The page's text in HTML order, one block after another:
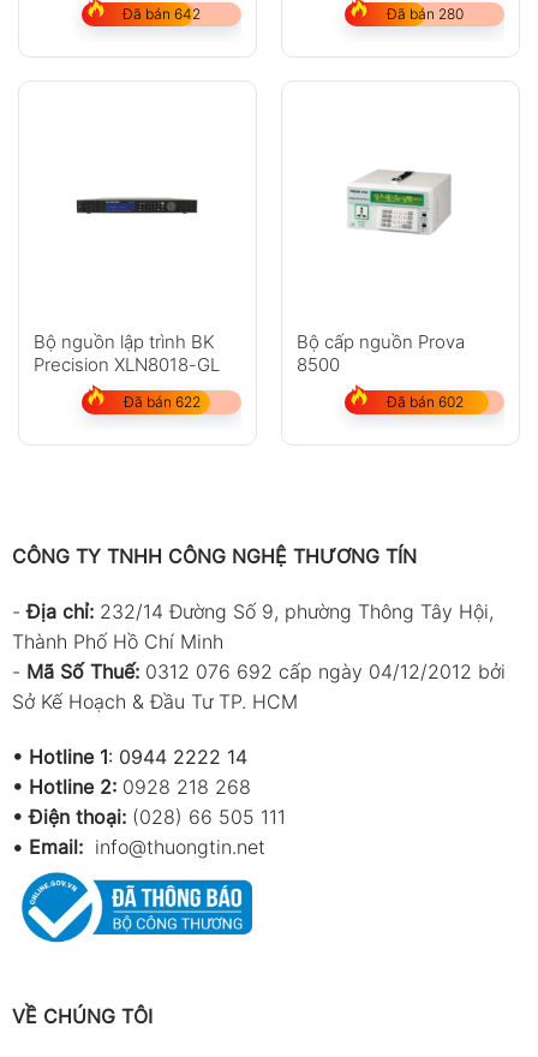
Đã bán 642 Đã bán 280
Bộ nguồn lập trình BK
Precision XLN8018-GL
Đã bán 622
Bộ cấp nguồn Prova
8500
Đã bán 602
CÔNG TY TNHH CÔNG NGHỆ THƯƠNG TÍN
-Địa chỉ: 232/14 Đường Số 9, phường Thông Tây Hội,
Thành Phố Hồ Chí Minh
- Mã Số Thuế: 0312 076 692 cấp ngày 04/12/2012 bởi
Sở Kế Hoạch & Đầu Tư TP. HCM
• Hotline 1: 0944 2222 14
• Hotline 2: 0928 218 268
• Điện thoại: (028) 66 505 111
• Email: info@thuongtin.net
VỀ CHÚNG TÔI